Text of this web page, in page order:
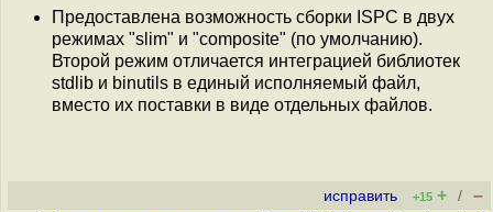
Предоставлена возможность сборки ISPC в двух
режимах "slim" и "composite" (по умолчанию).
Второй режим отличается интеграцией библиотек
stdlib и binutils в единый исполняемый файл,
вместо их поставки в виде отдельных файлов.
исправить +15 + / –